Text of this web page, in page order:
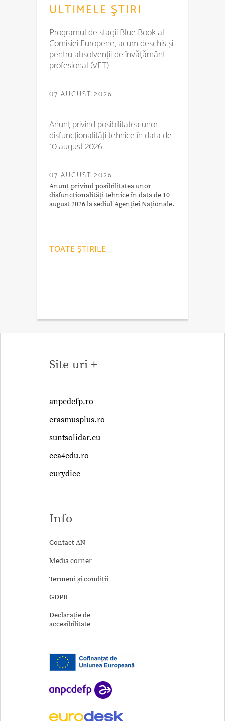
ULTIMELE ŞTIRI
Programul de stagii Blue Book al
Comisiei Europene, acum deschis și
pentru absolvenții de învățământ
profesional (VET)
07 AUGUST 2026
Anunț privind posibilitatea unor
disfuncționalități tehnice în data de
10 august 2026
07 AUGUST 2026
Anunț privind posibilitatea unor
disfuncționalități tehnice în data de 10
august 2026 la sediul Agenției Naționale.
TOATE ŞTIRILE
Site-uri +
anpcdefp.ro
erasmusplus.ro
suntsolidar.eu
eea4edu.ro
eurydice
Info
Contact AN
Media corner
Termeni și condiții
GDPR
Declarație de
accesibilitate